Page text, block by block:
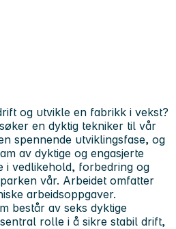
og utvikle en fabrikk i vekst?
en dyktig tekniker til vår
spennende utviklingsfase, og
av dyktige og engasjerte
i vedlikehold, forbedring og
vår. Arbeidet omfatter
arbeidsoppgaver.
består av seks dyktige
rolle i å sikre stabil drift,